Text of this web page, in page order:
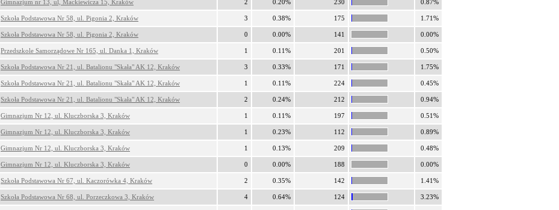
Gimnazjum nr 13, ul, Mackiewicza 15, Kraków 2 0.20% 230 0.87%
Szkoła Podstawowa Nr 58, ul. Pigonia 2, Kraków 3 0.38% 175 1.71%
Szkoła Podstawowa Nr 58, ul. Pigonia 2, Kraków 0 0.00% 141 0.00%
Przedszkole Samorządowe Nr 165, ul. Danka 1, Kraków 1 0.11% 201 0.50%
Szkoła Podstawowa Nr 21, ul. Batalionu "Skała" AK 12, Kraków 3 0.33% 171 1.75%
Szkoła Podstawowa Nr 21, ul. Batalionu "Skała" AK 12, Kraków 1 0.11% 224 0.45%
Szkoła Podstawowa Nr 21, ul. Batalionu "Skała" AK 12, Kraków 2 0.24% 212 0.94%
Gimnazjum Nr 12, ul. Kluczborska 3, Kraków 1 0.11% 197 0.51%
Gimnazjum Nr 12, ul. Kluczborska 3, Kraków 1 0.23% 112 0.89%
Gimnazjum Nr 12, ul. Kluczborska 3, Kraków 1 0.13% 209 0.48%
Gimnazjum Nr 12, ul. Kluczborska 3, Kraków 0 0.00% 188 0.00%
Szkoła Podstawowa Nr 67, ul. Kaczorówka 4, Kraków 2 0.35% 142 1.41%
Szkoła Podstawowa Nr 68, ul. Porzeczkowa 3, Kraków 4 0.64% 124 3.23%